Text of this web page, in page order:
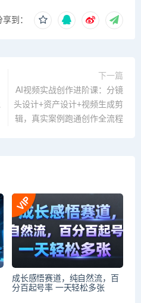
享到：
下一篇
AI视频实战创作进阶课：分镜
头设计+资产设计+视频生成剪
辑，真实案例跑通创作全流程
成长感悟赛道，纯自然流，百
分百起号率 一天轻松多张